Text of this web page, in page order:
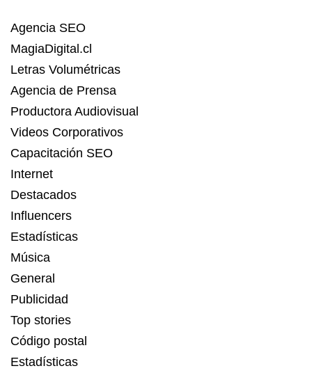
Agencia SEO
MagiaDigital.cl
Letras Volumétricas
Agencia de Prensa
Productora Audiovisual
Videos Corporativos
Capacitación SEO
Internet
Destacados
Influencers
Estadísticas
Música
General
Publicidad
Top stories
Código postal
Estadísticas